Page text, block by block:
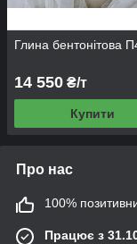
Глина бентонітова
14 550 ₴/т
Купити
Про нас
100%
Працює з